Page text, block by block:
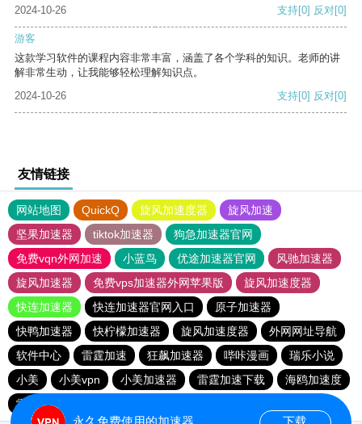
2024-10-26 支持[0] 反对[0]
游客
这款学习软件的课程内容非常丰富，涵盖了各个学科的知识。老师的讲
解非常生动，让我能够轻松理解知识点。
2024-10-26
支持[0] 反对[0]
友情链接
网站地图 QuickQ 旋风加速度器
旋风加速
坚果加速器
tiktok加速器
狗急加速器官网
免费vqn外网加速
小蓝鸟 优途加速器官网
风驰加速器
旋风加速器
免费vps加速器外网苹果版
旋风加速度器
快连加速器
快连加速器官网入口
原子加速器
快鸭加速器
快柠檬加速器 旋风加速度器
外网网址导航
软件中心
雷霆加速 狂飙加速器 哔咔漫画
瑞乐小说
小美
小美vpn 小美加速器 雷霆加速下载
海鸥加速度
雷霆加速